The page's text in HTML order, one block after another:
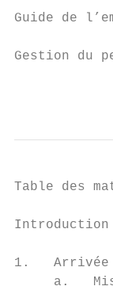
Guide de
Gestion du
Table des
1.
a.